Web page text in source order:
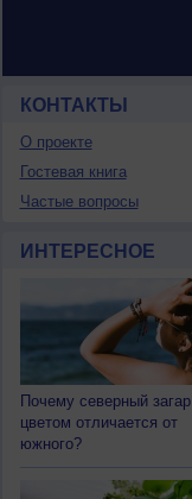
КОНТАКТЫ
О проекте
Гостевая книга
Частые вопросы
ИНТЕРЕСНОЕ
Почему северный загар
цветом отличается от
южного?